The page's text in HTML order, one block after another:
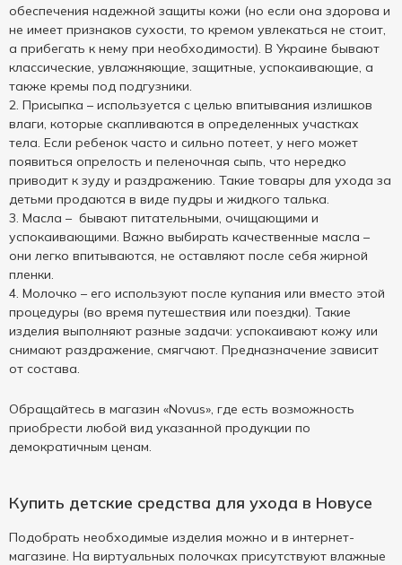
обеспечения надежной защиты кожи (но если она здорова и
не имеет признаков сухости, то кремом увлекаться не стоит,
а прибегать к нему при необходимости). В Украине бывают
классические, увлажняющие, защитные, успокаивающие, а
также кремы под подгузники.
Присыпка – используется с целью впитывания излишков
влаги, которые скапливаются в определенных участках
тела. Если ребенок часто и сильно потеет, у него может
появиться опрелость и пеленочная сыпь, что нередко
приводит к зуду и раздражению. Такие товары для ухода за
детьми продаются в виде пудры и жидкого талька.
Масла – бывают питательными, очищающими и
успокаивающими. Важно выбирать качественные масла –
они легко впитываются, не оставляют после себя жирной
пленки.
Молочко – его используют после купания или вместо этой
процедуры (во время путешествия или поездки). Такие
изделия выполняют разные задачи: успокаивают кожу или
снимают раздражение, смягчают. Предназначение зависит
от состава.
Обращайтесь в магазин «Novus», где есть возможность
приобрести любой вид указанной продукции по
демократичным ценам.
Купить детские средства для ухода в Новусе
Подобрать необходимые изделия можно и в интернет-
магазине. На виртуальных полочках присутствуют влажные